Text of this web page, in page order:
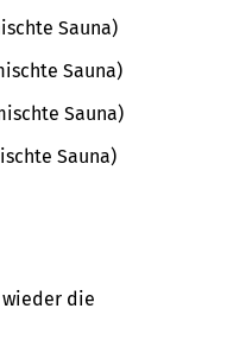
Sauna)
Sauna)
Sauna)
Sauna)
wieder die